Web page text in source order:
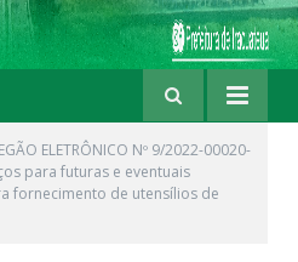
ELETRÔNICO Nº 9/2022-00020-
para futuras e eventuais
fornecimento de utensílios de